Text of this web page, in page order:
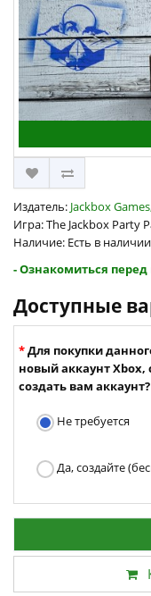
Издатель: Jackbox
Игра: The Jackbox Party
Наличие: Есть в наличии
- Ознакомиться перед
Доступные
Для покупки
новый аккаунт Xbox,
создать вам аккаунт?
Не требуется
Да, создайте